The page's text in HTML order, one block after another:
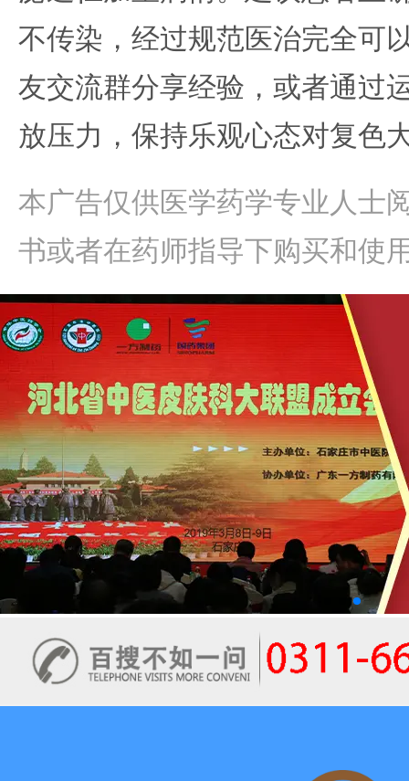
不传染，经过规范医治完全可
友交流群分享经验，或者通过
放压力，保持乐观心态对复色
本广告仅供医学药学专业人士
书或者在药师指导下购买和使